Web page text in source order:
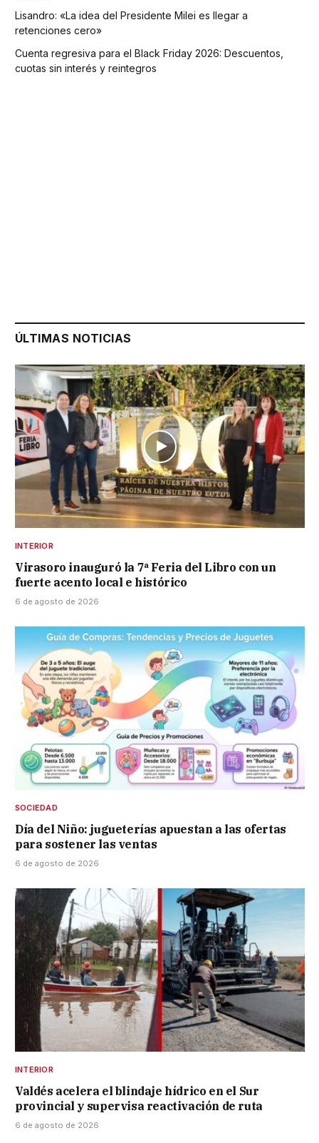
Lisandro: «La idea del Presidente Milei es llegar a
retenciones cero»
Cuenta regresiva para el Black Friday 2026: Descuentos,
cuotas sin interés y reintegros
ÚLTIMAS NOTICIAS
INTERIOR
Virasoro inauguró la 7ª Feria del Libro con un
fuerte acento local e histórico
6 de agosto de 2026
SOCIEDAD
Día del Niño: jugueterías apuestan a las ofertas
para sostener las ventas
6 de agosto de 2026
INTERIOR
Valdés acelera el blindaje hídrico en el Sur
provincial y supervisa reactivación de ruta
6 de agosto de 2026